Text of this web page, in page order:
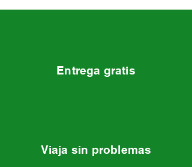
Entrega gratis
Viaja sin problemas